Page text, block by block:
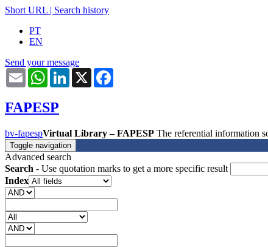
Short URL | Search history
PT
EN
Send your message
Email WhatsAppLinkedIn
X
FAPESP
bv-fapespVirtual Library – FAPESP The referential information
Toggle navigation
Advanced search
Search - Use quotation marks to get a more specific result
Index